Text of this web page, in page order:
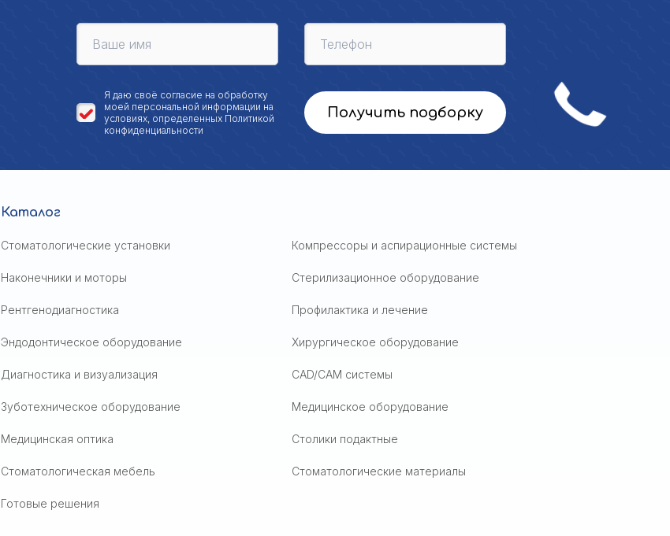
Я даю своё согласие на обработку
моей персональной информации на
условиях, определенных Политикой
конфиденциальности
Получить подборку
Каталог
Стоматологические установки Компрессоры и аспирационные системы
Наконечники и моторы Стерилизационное оборудование
Рентгенодиагностика Профилактика и лечение
Эндодонтическое оборудование Хирургическое оборудование
Диагностика и визуализация CAD/CAM системы
Зуботехническое оборудование Медицинское оборудование
Медицинская оптика Столики подактные
Стоматологическая мебель Стоматологические материалы
Готовые решения
Звонок
сейчас